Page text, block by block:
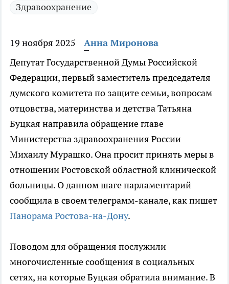
Здравоохранение
19 ноября 2025
Анна Миронова
Депутат Государственной Думы Российской
Федерации, первый заместитель председателя
думского комитета по защите семьи, вопросам
отцовства, материнства и детства Татьяна
Буцкая направила обращение главе
Министерства здравоохранения России
Михаилу Мурашко. Она просит принять меры в
отношении Ростовской областной клинической
больницы. О данном шаге парламентарий
сообщила в своем телеграмм-канале, как пишет
Панорама Ростова-на-Дону.
Поводом для обращения послужили
многочисленные сообщения в социальных
сетях, на которые Буцкая обратила внимание. В